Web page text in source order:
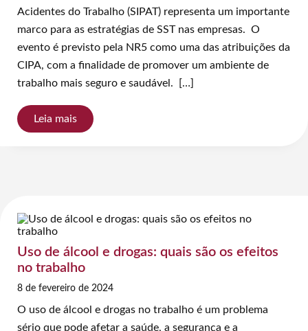
Acidentes do Trabalho (SIPAT) representa um importante
marco para as estratégias de SST nas empresas. O
evento é previsto pela NR5 como uma das atribuições da
CIPA, com a finalidade de promover um ambiente de
trabalho mais seguro e saudável. […]
Leia mais
Uso de álcool e drogas: quais são os efeitos
no trabalho
8 de fevereiro de 2024
O uso de álcool e drogas no trabalho é um problema
sério que pode afetar a saúde, a segurança e a